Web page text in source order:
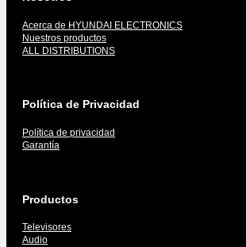
Acerca de HYUNDAI ELECTRONICS
Nuestros productos
ALL DISTRIBUTIONS
Política de Privacidad
Política de privacidad
Garantía
Productos
Televisores
Audio